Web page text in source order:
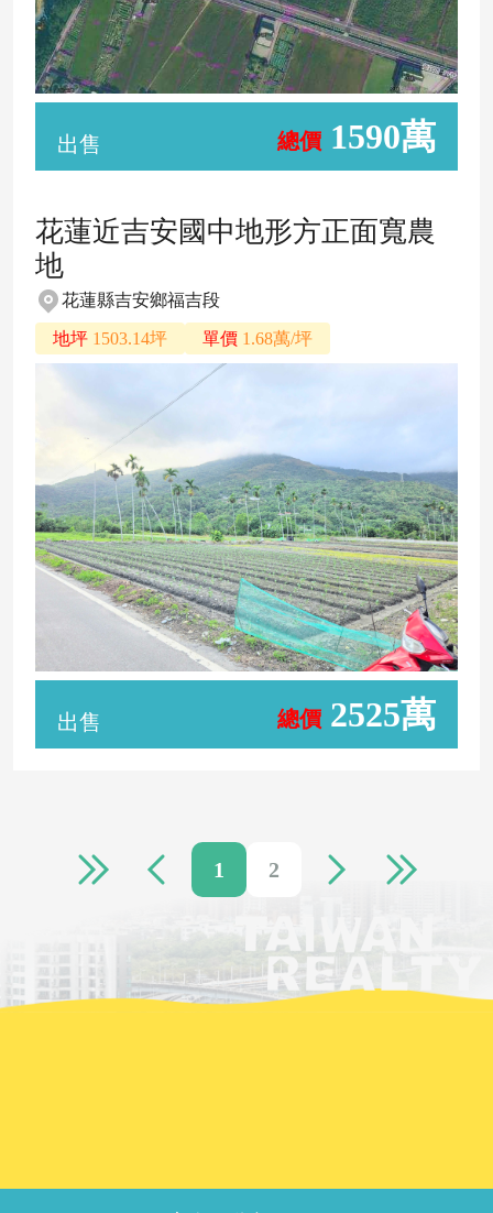
出售 總價 1590萬
花蓮近吉安國中地形方正面寬農
地
花蓮縣吉安鄉福吉段
地坪 1503.14坪 單價 1.68萬/坪
出售 總價 2525萬
1 2